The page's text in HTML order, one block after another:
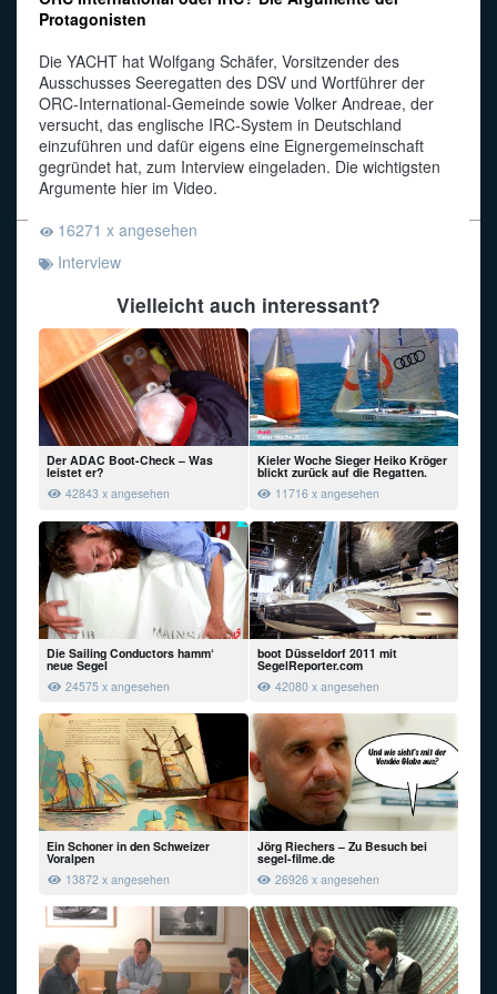
Protagonisten
Die YACHT hat Wolfgang Schäfer, Vorsitzender des
Ausschusses Seeregatten des DSV und Wortführer der
ORC-International-Gemeinde sowie Volker Andreae, der
versucht, das englische IRC-System in Deutschland
einzuführen und dafür eigens eine Eignergemeinschaft
gegründet hat, zum Interview eingeladen. Die wichtigsten
Argumente hier im Video.
16271 x angesehen
Interview
Vielleicht auch interessant?
Der ADAC Boot-Check – Was
leistet er?
42843 x angesehen
Kieler Woche Sieger Heiko Kröger
blickt zurück auf die Regatten.
11716 x angesehen
Die Sailing Conductors hamm‘
neue Segel
24575 x angesehen
boot Düsseldorf 2011 mit
SegelReporter.com
42080 x angesehen
Ein Schoner in den Schweizer
Voralpen
13872 x angesehen
Jörg Riechers – Zu Besuch bei
segel-filme.de
26926 x angesehen